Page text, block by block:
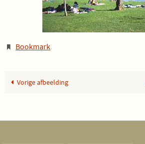
Bookmark.
Vorige afbeelding